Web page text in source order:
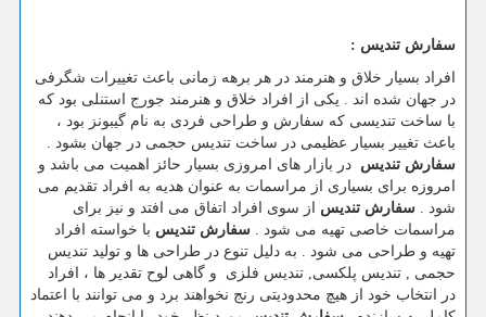
سفارش تندیس :
افراد بسیار خلاق و هنرمند در هر برهه زمانی باعث تغییرات شگرفی
در جهان شده اند . یکی از افراد خلاق و هنرمند جورج استنلی بود که
با ساخت تندیسی که سفارش و طراحی فردی به نام گیبونز بود ،
باعث تغییر بسیار عظیمی در ساخت تندیس حجمی در جهان بشود .
سفارش تندیس در بازار های امروزی بسیار حائز اهمیت می باشد و
امروزه برای بسیاری از مراسمات به عنوان هدیه به افراد تقدیم می
شود . سفارش تندیس از سوی افراد اتفاق می افتد و نیز برای
مراسمات خاصی تهیه می شود . سفارش تندیس با خواسته افراد
تهیه و طراحی می شود . به دلیل تنوع در طراحی ها و تولید تندیس
حجمی , تندیس پلکسی, تندیس فلزی و گاهی لوح تقدیر ها ، افراد
در انتخاب خود از هیچ محدودیتی رنج نخواهند برد و می توانند با اعتماد